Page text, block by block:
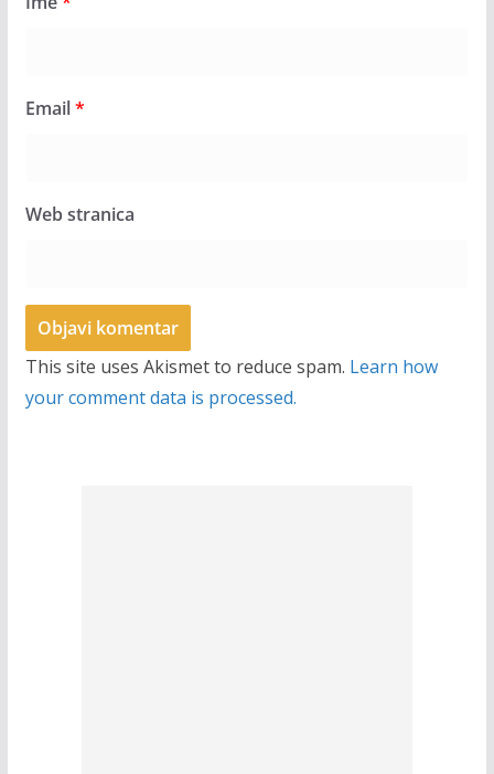
Email*
Web stranica
This site uses Akismet to reduce spam. Learn how
your comment data is processed.